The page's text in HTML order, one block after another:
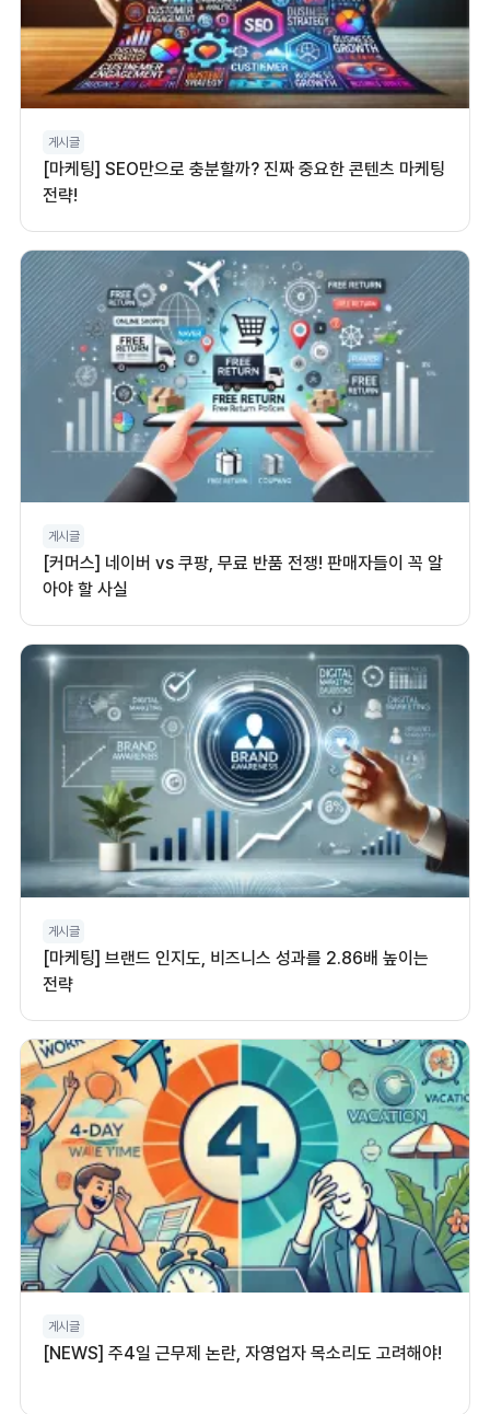
게시글
[마케팅] SEO만으로 충분할까? 진짜 중요한 콘텐츠 마케팅
전략!
게시글
[커머스] 네이버 vs 쿠팡, 무료 반품 전쟁! 판매자들이 꼭 알
아야 할 사실
게시글
[마케팅] 브랜드 인지도, 비즈니스 성과를 2.86배 높이는
전략
게시글
[NEWS] 주4일 근무제 논란, 자영업자 목소리도 고려해야!